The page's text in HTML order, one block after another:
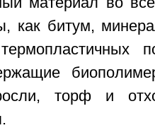
как битум,
торф и